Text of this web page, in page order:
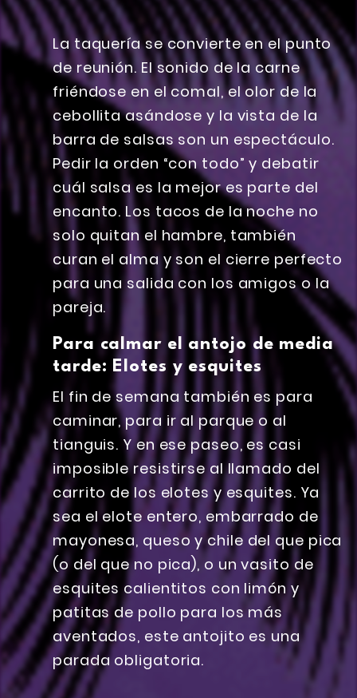
La taquería se convierte en el punto
de reunión. El sonido de la carne
friéndose en el comal, el olor de la
cebollita asándose y la vista de la
barra de salsas son un espectáculo.
Pedir la orden “con todo” y debatir
cuál salsa es la mejor es parte del
encanto. Los tacos de la noche no
solo quitan el hambre, también
curan el alma y son el cierre perfecto
para una salida con los amigos o la
pareja.
Para calmar el antojo de media
tarde: Elotes y esquites
El fin de semana también es para
caminar, para ir al parque o al
tianguis. Y en ese paseo, es casi
imposible resistirse al llamado del
carrito de los elotes y esquites. Ya
sea el elote entero, embarrado de
mayonesa, queso y chile del que pica
(o del que no pica), o un vasito de
esquites calientitos con limón y
patitas de pollo para los más
aventados, este antojito es una
parada obligatoria.